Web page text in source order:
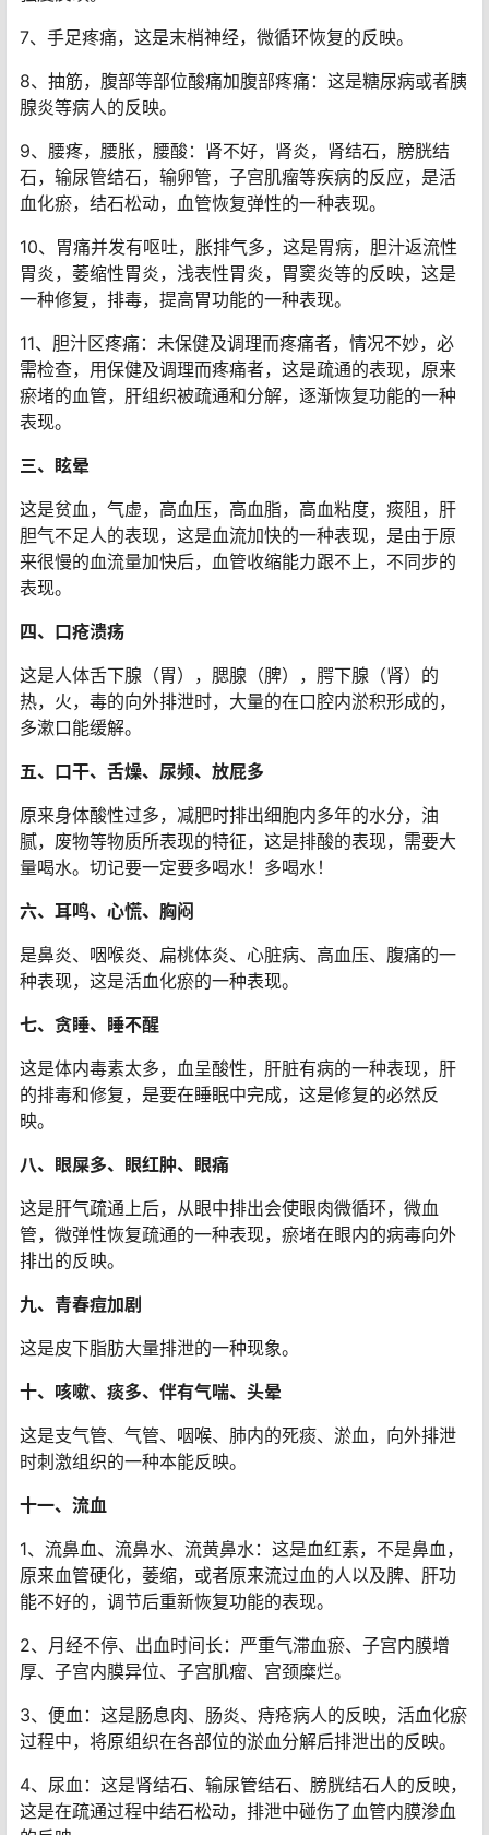
7、手足疼痛，这是末梢神经，微循环恢复的反映。
8、抽筋，腹部等部位酸痛加腹部疼痛：这是糖尿病或者胰
腺炎等病人的反映。
9、腰疼，腰胀，腰酸：肾不好，肾炎，肾结石，膀胱结
石，输尿管结石，输卵管，子宫肌瘤等疾病的反应，是活
血化瘀，结石松动，血管恢复弹性的一种表现。
10、胃痛并发有呕吐，胀排气多，这是胃病，胆汁返流性
胃炎，萎缩性胃炎，浅表性胃炎，胃窦炎等的反映，这是
一种修复，排毒，提高胃功能的一种表现。
11、胆汁区疼痛：未保健及调理而疼痛者，情况不妙，必
需检查，用保健及调理而疼痛者，这是疏通的表现，原来
瘀堵的血管，肝组织被疏通和分解，逐渐恢复功能的一种
表现。
三、眩晕
这是贫血，气虚，高血压，高血脂，高血粘度，痰阻，肝
胆气不足人的表现，这是血流加快的一种表现，是由于原
来很慢的血流量加快后，血管收缩能力跟不上，不同步的
表现。
四、口疮溃疡
这是人体舌下腺（胃），腮腺（脾），腭下腺（肾）的
热，火，毒的向外排泄时，大量的在口腔内淤积形成的，
多漱口能缓解。
五、口干、舌燥、尿频、放屁多
原来身体酸性过多，减肥时排出细胞内多年的水分，油
腻，废物等物质所表现的特征，这是排酸的表现，需要大
量喝水。切记要一定要多喝水！多喝水！
六、耳鸣、心慌、胸闷
是鼻炎、咽喉炎、扁桃体炎、心脏病、高血压、腹痛的一
种表现，这是活血化瘀的一种表现。
七、贪睡、睡不醒
这是体内毒素太多，血呈酸性，肝脏有病的一种表现，肝
的排毒和修复，是要在睡眠中完成，这是修复的必然反
映。
八、眼屎多、眼红肿、眼痛
这是肝气疏通上后，从眼中排出会使眼肉微循环，微血
管，微弹性恢复疏通的一种表现，瘀堵在眼内的病毒向外
排出的反映。
九、青春痘加剧
这是皮下脂肪大量排泄的一种现象。
十、咳嗽、痰多、伴有气喘、头晕
这是支气管、气管、咽喉、肺内的死痰、淤血，向外排泄
时刺激组织的一种本能反映。
十一、流血
1、流鼻血、流鼻水、流黄鼻水：这是血红素，不是鼻血，
原来血管硬化，萎缩，或者原来流过血的人以及脾、肝功
能不好的，调节后重新恢复功能的表现。
2、月经不停、出血时间长：严重气滞血瘀、子宫内膜增
厚、子宫内膜异位、子宫肌瘤、宫颈糜烂。
3、便血：这是肠息肉、肠炎、痔疮病人的反映，活血化瘀
过程中，将原组织在各部位的淤血分解后排泄出的反映。
4、尿血：这是肾结石、输尿管结石、膀胱结石人的反映，
这是在疏通过程中结石松动，排泄中碰伤了血管内膜渗血